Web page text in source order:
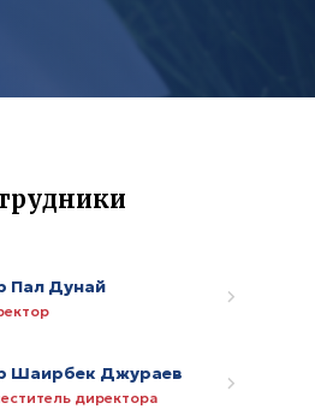
Пал Дунай
Шаирбек Джураев
директора